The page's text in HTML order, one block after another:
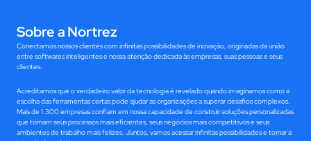
Sobre a Nortrez
Conectamos nossos clientes com infinitas possibilidades de inovação, originadas da união
entre softwares inteligentes e nossa atenção dedicada às empresas, suas pessoas e seus
clientes.
Acreditamos que o verdadeiro valor da tecnologia é revelado quando imaginamos como a
escolha das ferramentas certas pode ajudar as organizações a superar desafios complexos.
Mais de 1.300 empresas confiam em nossa capacidade de construir soluções personalizadas
que tornam seus processos mais eficientes, seus negócios mais competitivos e seus
ambientes de trabalho mais felizes. Juntos, vamos acessar infinitas possibilidades e tornar a